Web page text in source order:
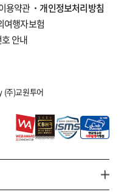
용약관
개인정보처리방침
여행자보험
안내
(주)교원투어